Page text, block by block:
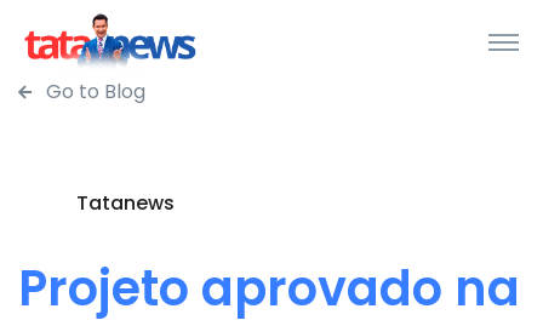
Go to Blog
Tatanews
Projeto aprovado na